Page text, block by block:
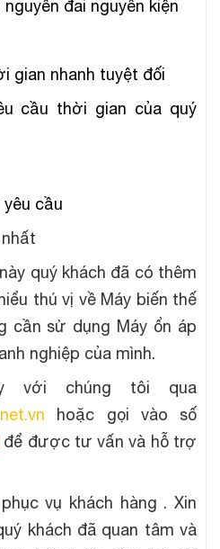
đai nguyên kiện
gian nhanh tuyệt đối
cầu thời gian của quý
cầu
quý khách đã có thêm
thú vị về Máy biến thế
cần sử dụng Máy ổn áp
nghiệp của mình.
với chúng tôi qua
hoặc gọi vào số
để được tư vấn và hỗ trợ
vụ khách hàng . Xin
khách đã quan tâm và